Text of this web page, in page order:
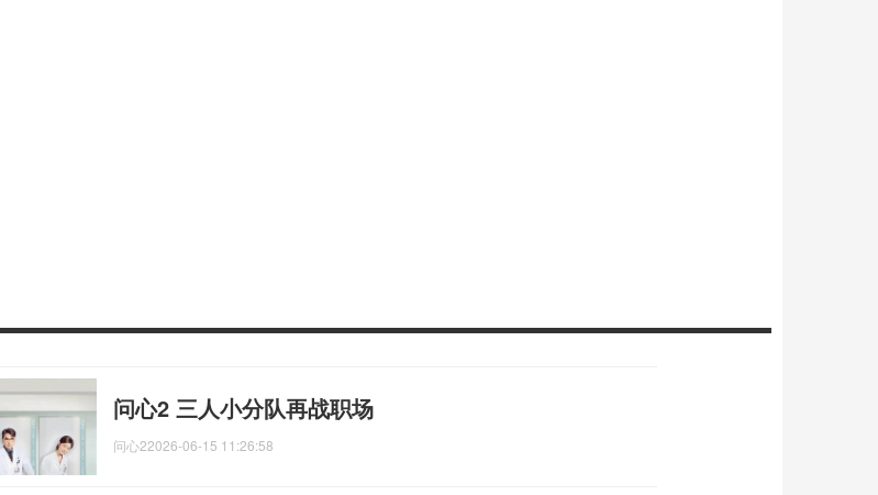
问心2 三人小分队再战职场
问心22026-06-15 11:26:58